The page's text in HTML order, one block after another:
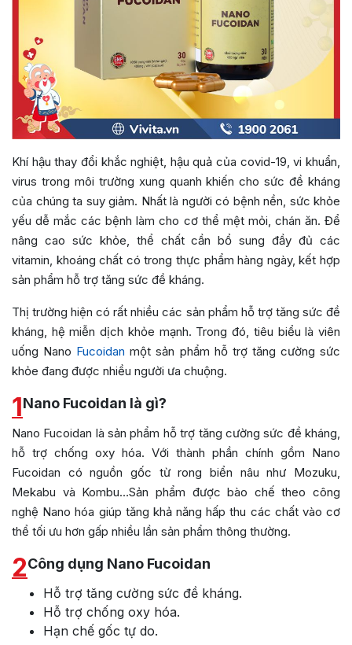
Khí hậu thay đổi khắc nghiệt, hậu quả của covid-19, vi khuẩn,
virus trong môi trường xung quanh khiến cho sức đề kháng
của chúng ta suy giảm. Nhất là người có bệnh nền, sức khỏe
yếu dễ mắc các bệnh làm cho cơ thể mệt mỏi, chán ăn. Để
nâng cao sức khỏe, thể chất cần bổ sung đầy đủ các
vitamin, khoáng chất có trong thực phẩm hàng ngày, kết hợp
sản phẩm hỗ trợ tăng sức đề kháng.
Thị trường hiện có rất nhiều các sản phẩm hỗ trợ tăng sức đề
kháng, hệ miễn dịch khỏe mạnh. Trong đó, tiêu biểu là viên
uống Nano Fucoidan một sản phẩm hỗ trợ tăng cường sức
khỏe đang được nhiều người ưa chuộng.
1Nano Fucoidan là gì?
Nano Fucoidan là sản phẩm hỗ trợ tăng cường sức đề kháng,
hỗ trợ chống oxy hóa. Với thành phần chính gồm Nano
Fucoidan có nguồn gốc từ rong biển nâu như Mozuku,
Mekabu và Kombu…Sản phẩm được bào chế theo công
nghệ Nano hóa giúp tăng khả năng hấp thu các chất vào cơ
thể tối ưu hơn gấp nhiều lần sản phẩm thông thường.
2Công dụng Nano Fucoidan
Hỗ trợ tăng cường sức đề kháng.
Hỗ trợ chống oxy hóa.
Hạn chế gốc tự do.